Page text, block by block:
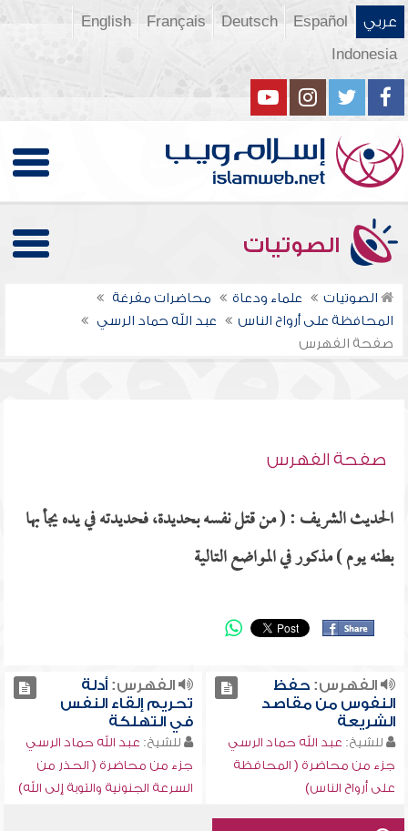
عربي Español
Deutsch
Français
English
Indonesia
الصوتيات
الصوتيات علماء ودعاة
محاضرات مفرغة
المحافظة على أرواح الناس
عبد الله حماد الرسي
صفحة الفهرس
صفحة الفهرس
الحديث الشريف : ( من قتل نفسه بحديدة، فحديدته في يده يجأ بها
بطنه يوم ) مذكور في المواضع التالية
الفهرس:حفظ
النفوس من مقاصد
الشريعة
للشيخ: عبد الله حماد الرسي
جزء من محاضرة ( المحافظة
على أرواح الناس)
الفهرس:أدلة
تحريم إلقاء النفس
في التهلكة
للشيخ: عبد الله حماد الرسي
جزء من محاضرة ( الحذر من
السرعة الجنونية والتوبة إلى الله)